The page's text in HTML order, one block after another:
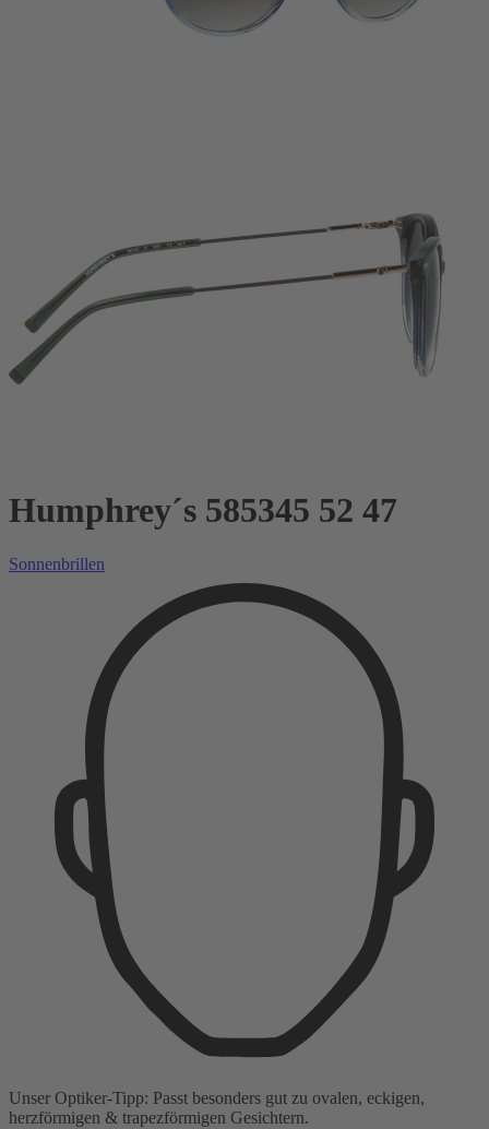
Humphrey´s 585345 52 47
Sonnenbrillen
Unser Optiker-Tipp: Passt besonders gut zu ovalen, eckigen,
herzförmigen & trapezförmigen Gesichtern.